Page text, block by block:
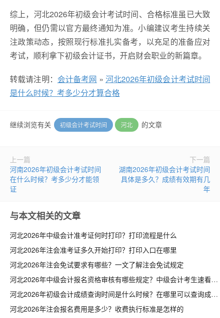
综上，河北2026年初级会计考试时间、合格标准虽已大致
明确，但仍需以官方最终通知为准。小编建议考生持续关
注政策动态，按照现行标准扎实备考，以充足的准备应对
考试，顺利拿下初级会计证书，开启财会职业的新篇章。
转载请注明： 会计备考网 » 河北2026年初级会计考试时间
是什么时候？考多少分才算合格
继续浏览有关 初级会计考试时间 河北 的文章
上一篇
河南2026年初级会计考试时间
在什么时候？考多少分才能领
证
下一篇
湖南2026年初级会计考试时间
具体是多久？成绩有效期有几
年
与本文相关的文章
河北2026年中级会计准考证何时打印？打印流程是什么
河北2026年注会准考证多久开始打印？打印入口在哪里
河北2026年注会免试要求有哪些？一文了解注会免试规定
河北2026年中级会计报名资格审核有哪些规定？中级会计考生速看
河北2026年初级会计成绩查询时间是什么时候？在哪里可以查询成绩
河北2026年注会报名费用是多少？收费执行标准是怎样的